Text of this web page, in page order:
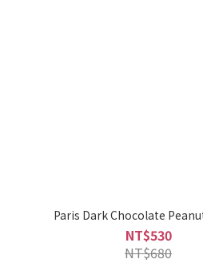
Paris Dark Chocolate
NT$530
NT$680